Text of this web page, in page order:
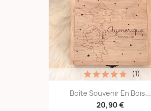
Boîte Souvenir En Bois...
20,90 €
(1)